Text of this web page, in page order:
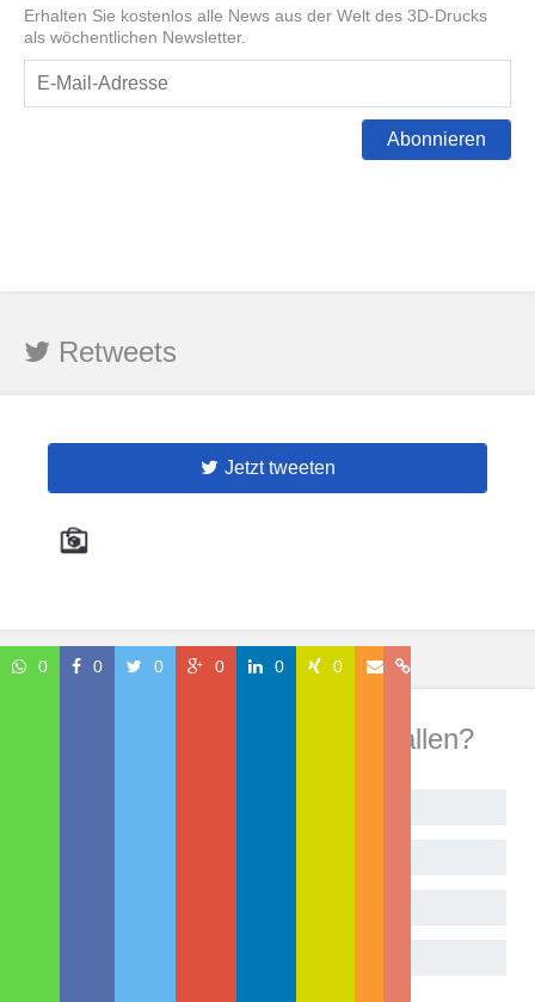
0 0 0 0 0 0
Erhalten Sie kostenlos alle News aus der Welt des 3D-Drucks
als wöchentlichen Newsletter.
Abonnieren
Retweets
Jetzt tweeten
Wie hat Dir dieser Beitrag gefallen?